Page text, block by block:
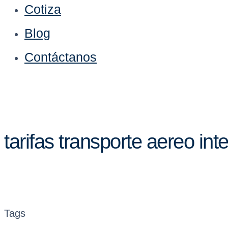
Cotiza
Blog
Contáctanos
tarifas transporte aereo
Tags